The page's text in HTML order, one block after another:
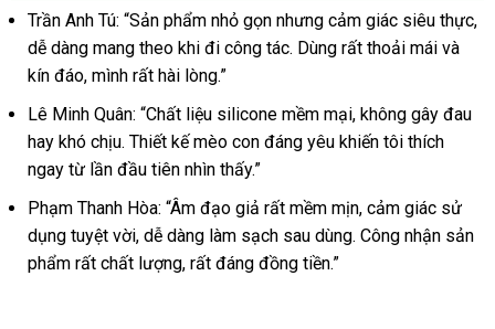
Giả
ManMiao
Mèo
Đáng
Yêu
Mềm
Mại
Kích
Thích
Mua
Trần Anh Tú: “Sản phẩm nhỏ gọn nhưng cảm giác siêu thực,
dễ dàng mang theo khi đi công tác. Dùng rất thoải mái và
kín đáo, mình rất hài lòng.”
Lê Minh Quân: “Chất liệu silicone mềm mại, không gây đau
hay khó chịu. Thiết kế mèo con đáng yêu khiến tôi thích
ngay từ lần đầu tiên nhìn thấy.”
Phạm Thanh Hòa: “Âm đạo giả rất mềm mịn, cảm giác sử
dụng tuyệt vời, dễ dàng làm sạch sau dùng. Công nhận sản
phẩm rất chất lượng, rất đáng đồng tiền.”